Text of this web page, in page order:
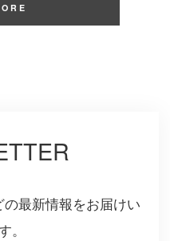
最新情報をお届けい
。